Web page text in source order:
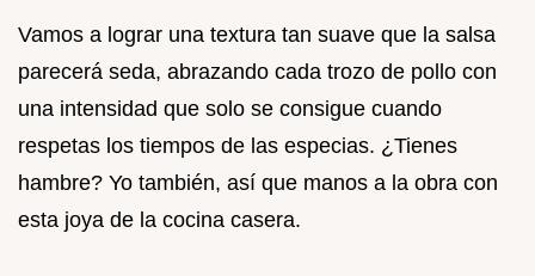
Vamos a lograr una textura tan suave que la salsa
parecerá seda, abrazando cada trozo de pollo con
una intensidad que solo se consigue cuando
respetas los tiempos de las especias. ¿Tienes
hambre? Yo también, así que manos a la obra con
esta joya de la cocina casera.